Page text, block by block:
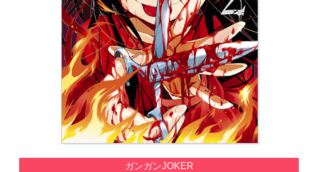
スクウェア・エニックス サイト内検索
ガンガンJOKER